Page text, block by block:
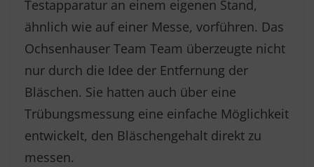
Testapparatur an einem eigenen Stand,
ähnlich wie auf einer Messe, vorführen. Das
Ochsenhauser Team Team überzeugte nicht
nur durch die Idee der Entfernung der
Bläschen. Sie hatten auch über eine
Trübungsmessung eine einfache Möglichkeit
entwickelt, den Bläschengehalt direkt zu
messen.